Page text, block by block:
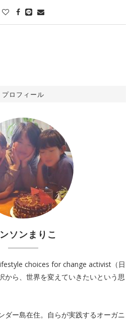
プロフィール
ソンまりこ
choices for change activist（日
から、世界を変えていきたいという思
ダー島在住。自らが実践するオーガニ